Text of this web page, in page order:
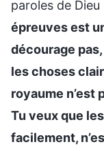
paroles de
épreuves est
décourage
les choses
royaume n’est
Tu veux que
facilement,